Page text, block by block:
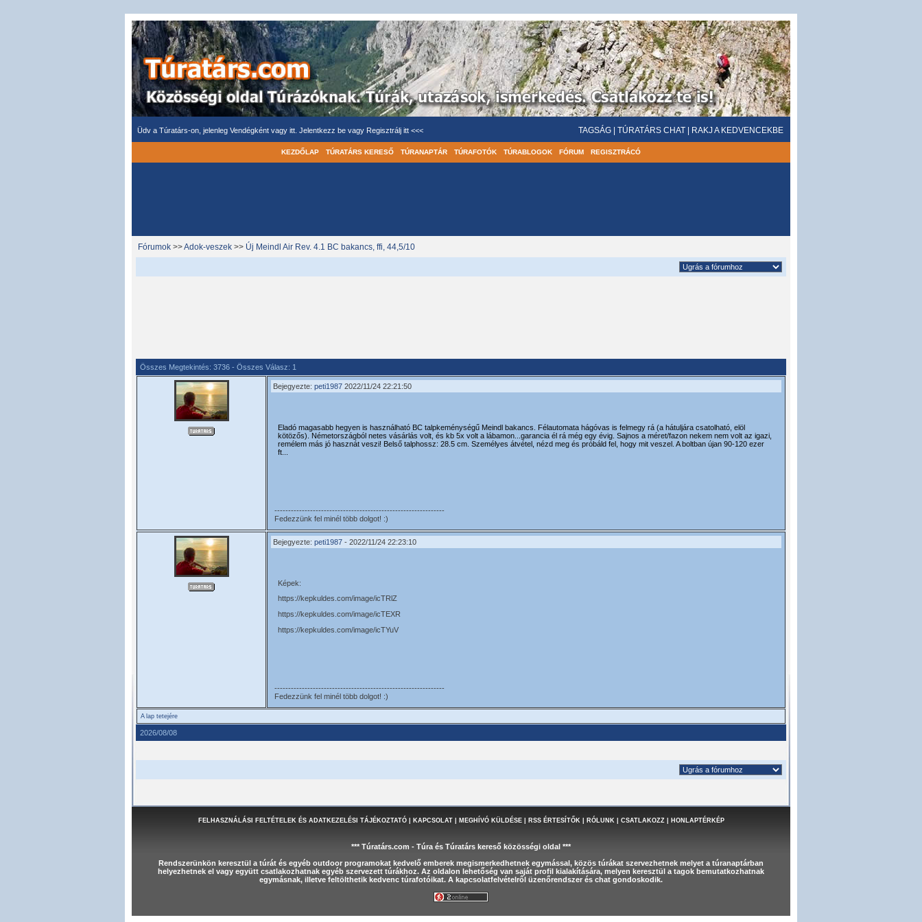
Üdv a Túratárs-on, jelenleg Vendégként vagy itt. Jelentkezz be vagy Regisztrálj itt <<< TAGSÁG TÚRATÁRS CHAT RAKJ A KEDVENCEKBE
KEZDŐLAP TÚRATÁRS KERESŐ TÚRANAPTÁR TÚRAFOTÓK TÚRABLOGOK FÓRUM REGISZTRÁCÓ
Fórumok >>Adok-veszek >> Új Meindl Air Rev. 4.1 BC bakancs, ffi, 44,5/10
Összes Megtekintés: 3736 - Összes Válasz: 1
Bejegyezte: peti1987 2022/11/24 22:21:50
Eladó magasabb hegyen is használható BC talpkeménységű Meindl bakancs. Félautomata hágóvas is felmegy rá (a hátuljára csatolható, elöl
kötözős). Németországból netes vásárlás volt, és kb 5x volt a lábamon...garancia él rá még egy évig. Sajnos a méret/fazon nekem nem volt az igazi,
remélem más jó hasznát veszi! Belső talphossz: 28.5 cm. Személyes átvétel, nézd meg és próbáld fel, hogy mit veszel. A boltban újan 90-120 ezer
ft...
--------------------------------------------------------------
Fedezzünk fel minél több dolgot! :)
Bejegyezte: peti1987 - 2022/11/24 22:23:10
Képek:
https://kepkuldes.com/image/icTRlZ
https://kepkuldes.com/image/icTEXR
https://kepkuldes.com/image/icTYuV
--------------------------------------------------------------
Fedezzünk fel minél több dolgot! :)
A lap tetejére
2026/08/08
FELHASZNÁLÁSI FELTÉTELEK ÉS ADATKEZELÉSI TÁJÉKOZTATÓ| KAPCSOLAT| MEGHÍVÓ KÜLDÉSE| RSS ÉRTESÍTŐK| RÓLUNK| CSATLAKOZZ| HONLAPTÉRKÉP
*** Túratárs.com - Túra és Túratárs kereső közösségi oldal ***
Rendszerünkön keresztül a túrát és egyéb outdoor programokat kedvelő emberek megismerkedhetnek egymással, közös túrákat szervezhetnek melyet a túranaptárban
helyezhetnek el vagy együtt csatlakozhatnak egyéb szervezett túrákhoz. Az oldalon lehetőség van saját profil kialakítására, melyen keresztül a tagok bemutatkozhatnak
egymásnak, illetve feltölthetik kedvenc túrafotóikat. A kapcsolatfelvételről üzenőrendszer és chat gondoskodik.